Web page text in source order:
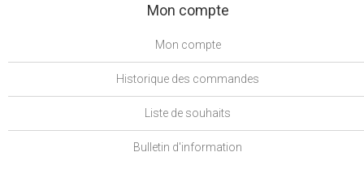
Mon compte
Mon compte
Historique des commandes
Liste de souhaits
Bulletin d'information